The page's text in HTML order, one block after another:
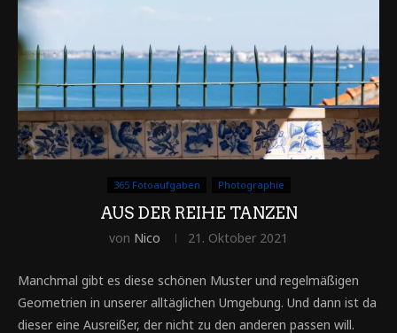
365 Fotoaufgaben Photographie
AUS DER REIHE TANZEN
von Nico 21. Oktober 2021
Manchmal gibt es diese schönen Muster und regelmäßigen
Geometrien in unserer alltäglichen Umgebung. Und dann ist da
dieser eine Ausreißer, der nicht zu den anderen passen will.